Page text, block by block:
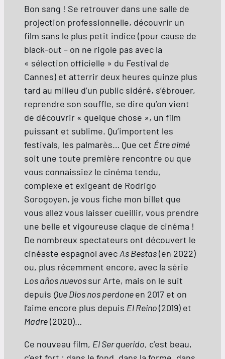
Bon sang ! Se retrouver dans une salle de
projection professionnelle, découvrir un
film sans le plus petit indice (pour cause de
black-out – on ne rigole pas avec la
« sélection officielle » du Festival de
Cannes) et atterrir deux heures quinze plus
tard au milieu d’un public sidéré, s’ébrouer,
reprendre son souffle, se dire qu’on vient
de découvrir « quelque chose », un film
puissant et sublime. Qu’importent les
festivals, les palmarès… Que cet Être aimé
soit une toute première rencontre ou que
vous connaissiez le cinéma tendu,
complexe et exigeant de Rodrigo
Sorogoyen, je vous fiche mon billet que
vous allez vous laisser cueillir, vous prendre
une belle et vigoureuse claque de cinéma !
De nombreux spectateurs ont découvert le
cinéaste espagnol avec As Bestas(en 2022)
ou, plus récemment encore, avec la série
Los años nuevossur Arte, mais on le suit
depuis Que Dios nos perdoneen 2017 et on
l’aime encore plus depuis El Reino(2019) et
Madre(2020)…
Ce nouveau film, El Ser querido, c’est beau,